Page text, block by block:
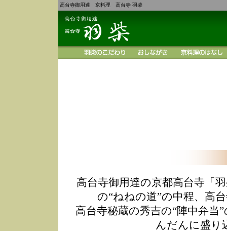
高台寺御用達 京料理 高台寺 羽柴
高台寺御用達の京都高台寺「
の“ねねの道”の中程、高
高台寺秘蔵の秀吉の“陣中弁
んだんに盛り